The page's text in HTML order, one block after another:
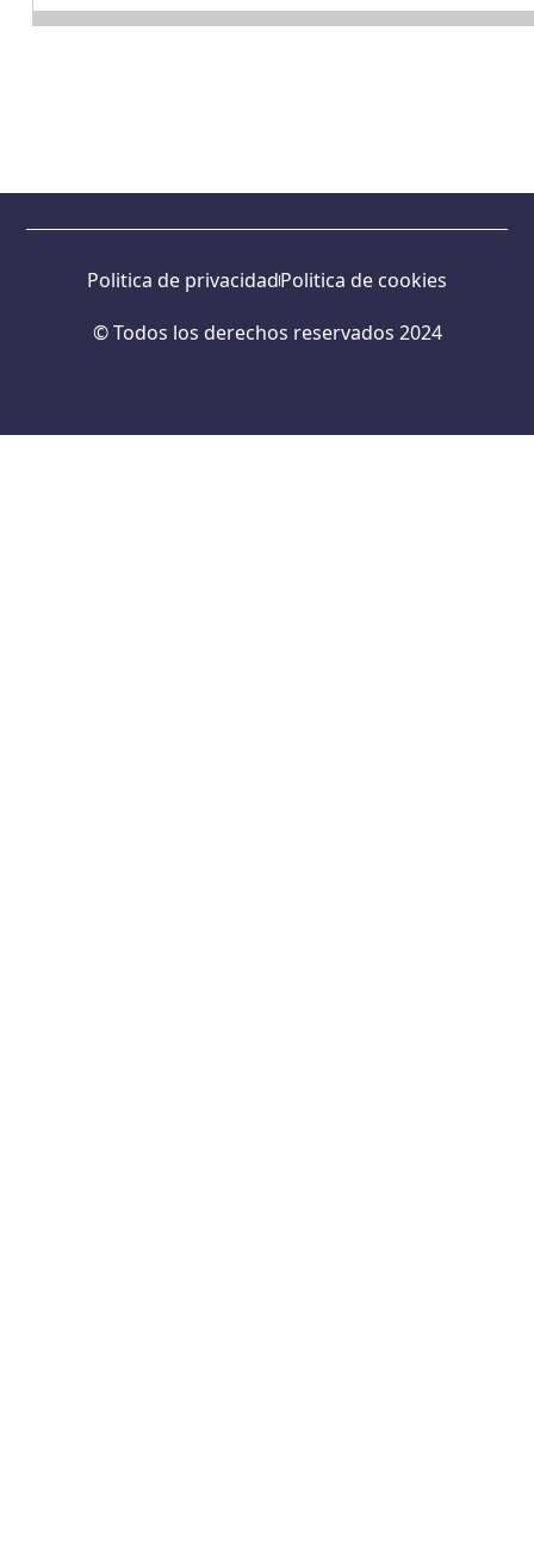
Politica de privacidadPolitica de cookies
© Todos los derechos reservados 2024